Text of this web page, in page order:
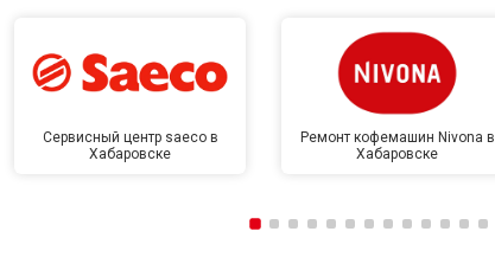
Сервисный центр saeco в
Хабаровске
Ремонт кофемашин Nivona в
Хабаровске